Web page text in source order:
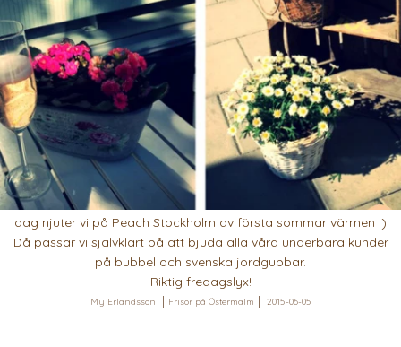
Idag njuter vi på Peach Stockholm av första sommar värmen :).
Då passar vi självklart på att bjuda alla våra underbara kunder
på bubbel och svenska jordgubbar.
Riktig fredagslyx!
My Erlandsson Frisör på Östermalm 2015-06-05